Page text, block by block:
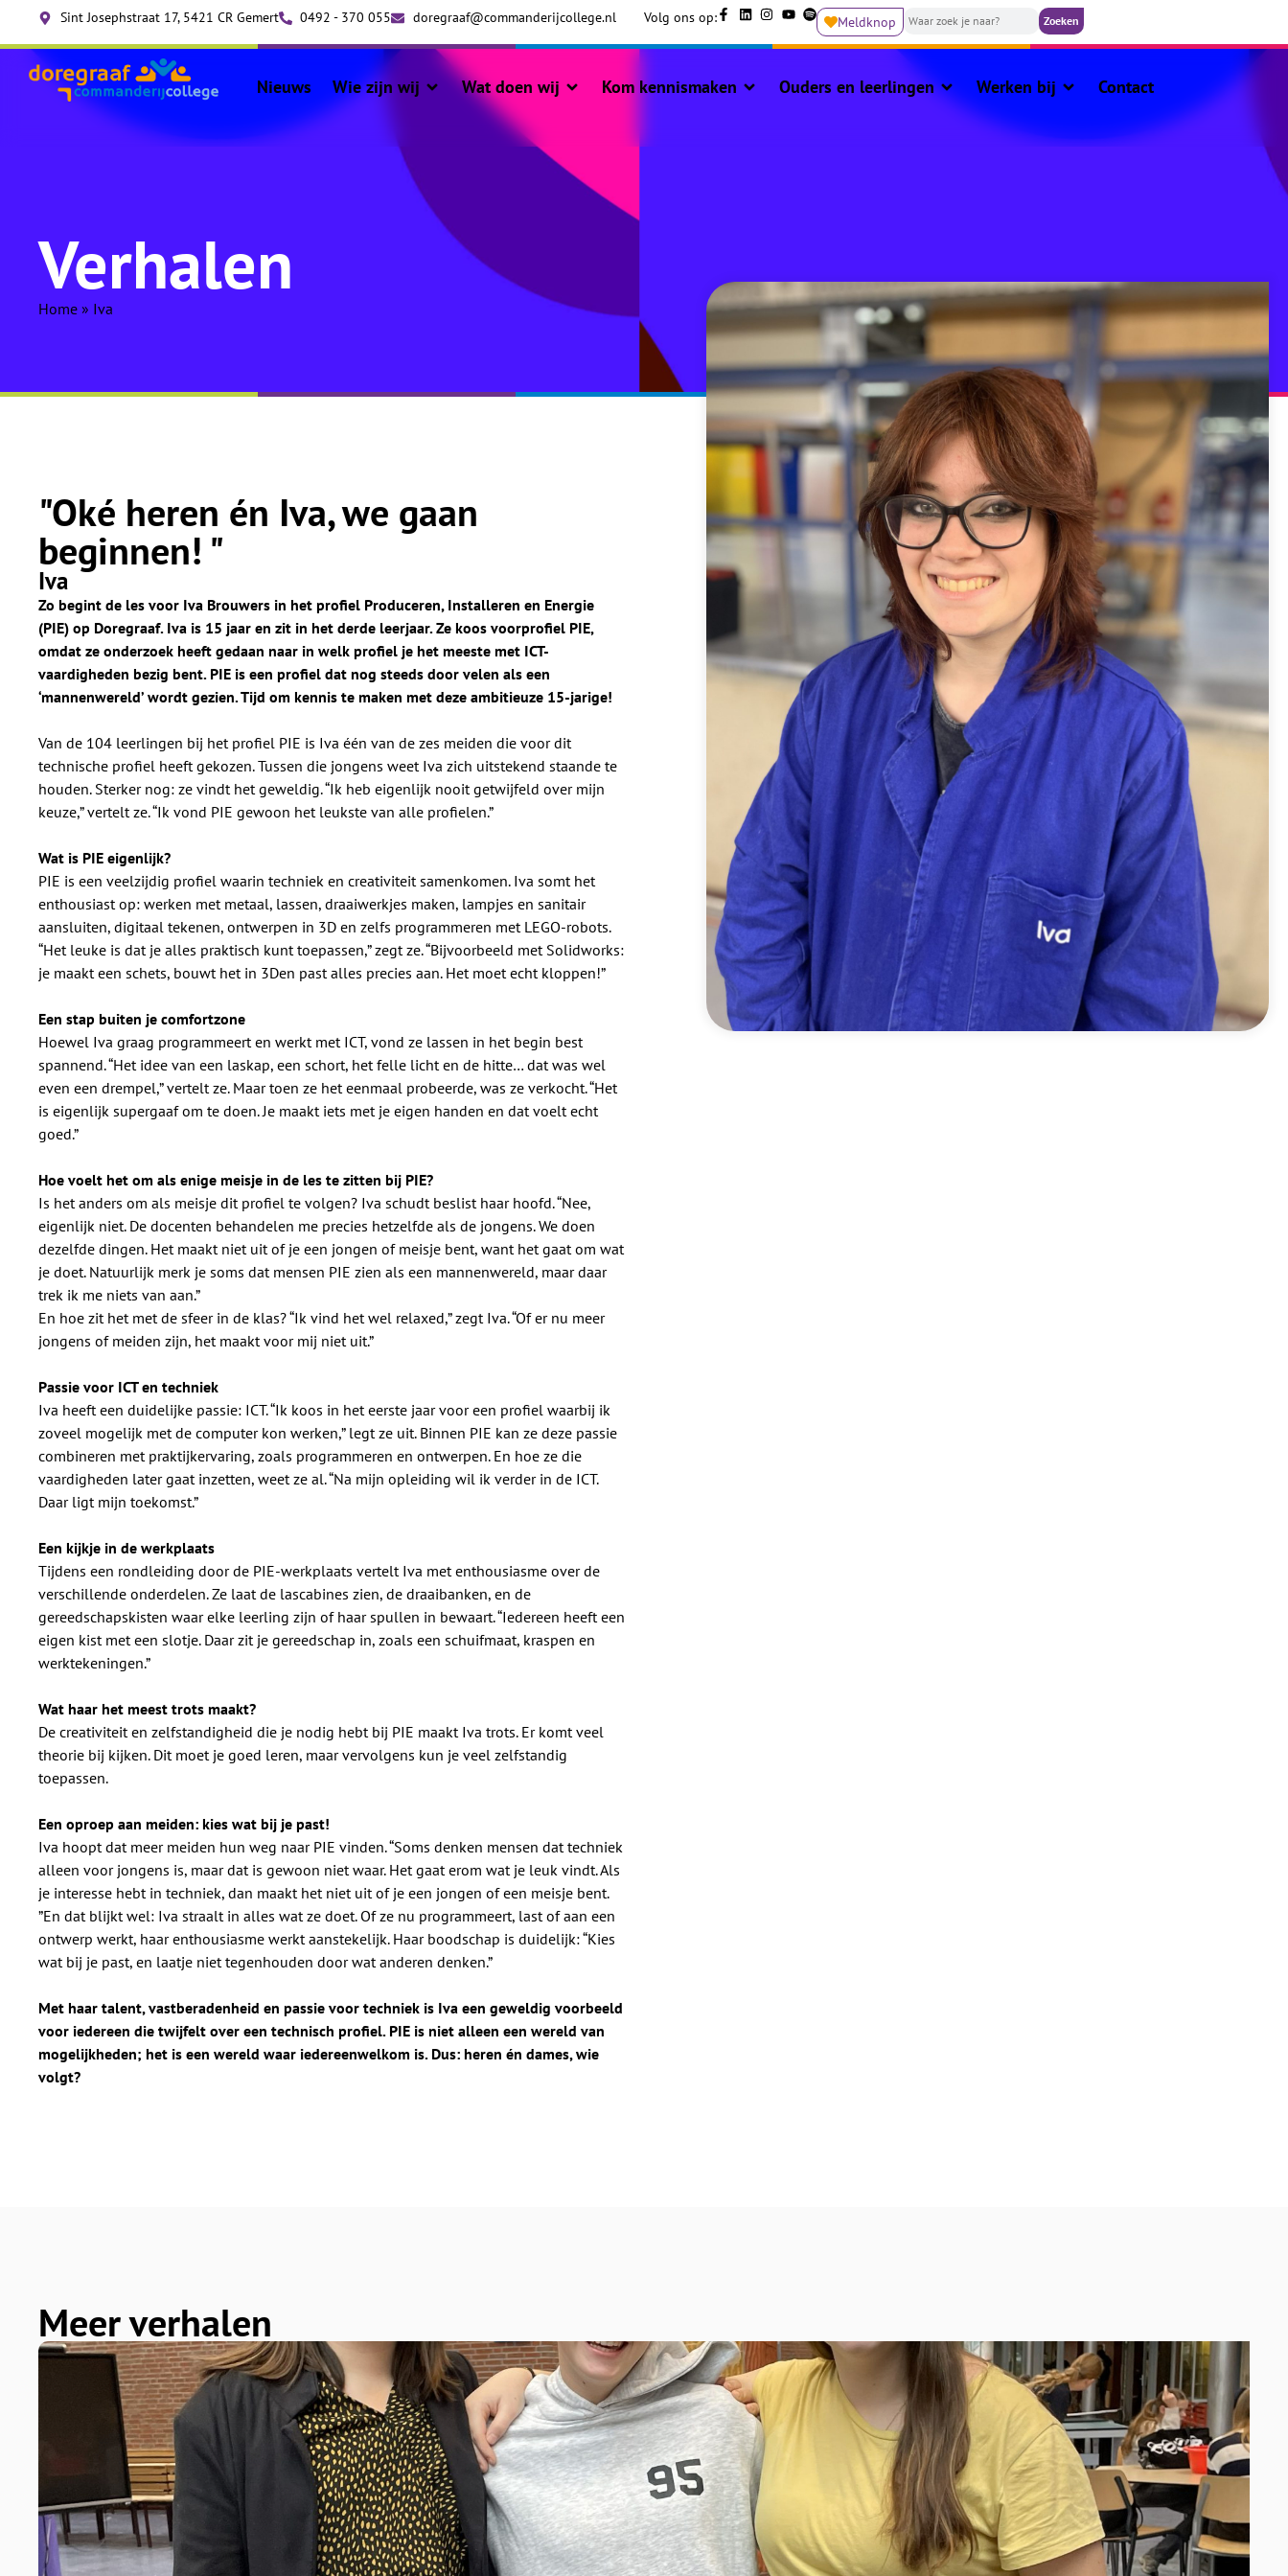
Sint Josephstraat 17, 5421 CR Gemert 0492 - 370 055 doregraaf@commanderijcollege.nl Volg ons op: Meldknop
Nieuws Wie zijn wij Wat doen wij Kom kennismaken Ouders en leerlingen Werken bij Contact
Verhalen
Home » Iva
"Oké heren én Iva, we gaan
beginnen! "
Iva
Zo begint de les voor Iva Brouwers in het profiel Produceren, Installeren en Energie
(PIE) op Doregraaf. Iva is 15 jaar en zit in het derde leerjaar. Ze koos voorprofiel PIE,
omdat ze onderzoek heeft gedaan naar in welk profiel je het meeste met ICT-
vaardigheden bezig bent. PIE is een profiel dat nog steeds door velen als een
‘mannenwereld’ wordt gezien. Tijd om kennis te maken met deze ambitieuze 15-jarige!
Van de 104 leerlingen bij het profiel PIE is Iva één van de zes meiden die voor dit
technische profiel heeft gekozen. Tussen die jongens weet Iva zich uitstekend staande te
houden. Sterker nog: ze vindt het geweldig. “Ik heb eigenlijk nooit getwijfeld over mijn
keuze,” vertelt ze. “Ik vond PIE gewoon het leukste van alle profielen.”
Wat is PIE eigenlijk?
PIE is een veelzijdig profiel waarin techniek en creativiteit samenkomen. Iva somt het
enthousiast op: werken met metaal, lassen, draaiwerkjes maken, lampjes en sanitair
aansluiten, digitaal tekenen, ontwerpen in 3D en zelfs programmeren met LEGO-robots.
“Het leuke is dat je alles praktisch kunt toepassen,” zegt ze. “Bijvoorbeeld met Solidworks:
je maakt een schets, bouwt het in 3Den past alles precies aan. Het moet echt kloppen!”
Een stap buiten je comfortzone
Hoewel Iva graag programmeert en werkt met ICT, vond ze lassen in het begin best
spannend. “Het idee van een laskap, een schort, het felle licht en de hitte… dat was wel
even een drempel,” vertelt ze. Maar toen ze het eenmaal probeerde, was ze verkocht. “Het
is eigenlijk supergaaf om te doen. Je maakt iets met je eigen handen en dat voelt echt
goed.”
Hoe voelt het om als enige meisje in de les te zitten bij PIE?
Is het anders om als meisje dit profiel te volgen? Iva schudt beslist haar hoofd. “Nee,
eigenlijk niet. De docenten behandelen me precies hetzelfde als de jongens. We doen
dezelfde dingen. Het maakt niet uit of je een jongen of meisje bent, want het gaat om wat
je doet. Natuurlijk merk je soms dat mensen PIE zien als een mannenwereld, maar daar
trek ik me niets van aan.”
En hoe zit het met de sfeer in de klas? “Ik vind het wel relaxed,” zegt Iva. “Of er nu meer
jongens of meiden zijn, het maakt voor mij niet uit.”
Passie voor ICT en techniek
Iva heeft een duidelijke passie: ICT. “Ik koos in het eerste jaar voor een profiel waarbij ik
zoveel mogelijk met de computer kon werken,” legt ze uit. Binnen PIE kan ze deze passie
combineren met praktijkervaring, zoals programmeren en ontwerpen. En hoe ze die
vaardigheden later gaat inzetten, weet ze al. “Na mijn opleiding wil ik verder in de ICT.
Daar ligt mijn toekomst.”
Een kijkje in de werkplaats
Tijdens een rondleiding door de PIE-werkplaats vertelt Iva met enthousiasme over de
verschillende onderdelen. Ze laat de lascabines zien, de draaibanken, en de
gereedschapskisten waar elke leerling zijn of haar spullen in bewaart. “Iedereen heeft een
eigen kist met een slotje. Daar zit je gereedschap in, zoals een schuifmaat, kraspen en
werktekeningen.”
Wat haar het meest trots maakt?
De creativiteit en zelfstandigheid die je nodig hebt bij PIE maakt Iva trots. Er komt veel
theorie bij kijken. Dit moet je goed leren, maar vervolgens kun je veel zelfstandig
toepassen.
Een oproep aan meiden: kies wat bij je past!
Iva hoopt dat meer meiden hun weg naar PIE vinden. “Soms denken mensen dat techniek
alleen voor jongens is, maar dat is gewoon niet waar. Het gaat erom wat je leuk vindt. Als
je interesse hebt in techniek, dan maakt het niet uit of je een jongen of een meisje bent.
”En dat blijkt wel: Iva straalt in alles wat ze doet. Of ze nu programmeert, last of aan een
ontwerp werkt, haar enthousiasme werkt aanstekelijk. Haar boodschap is duidelijk: “Kies
wat bij je past, en laatje niet tegenhouden door wat anderen denken.”
Met haar talent, vastberadenheid en passie voor techniek is Iva een geweldig voorbeeld
voor iedereen die twijfelt over een technisch profiel. PIE is niet alleen een wereld van
mogelijkheden; het is een wereld waar iedereenwelkom is. Dus: heren én dames, wie
volgt?
Meer verhalen